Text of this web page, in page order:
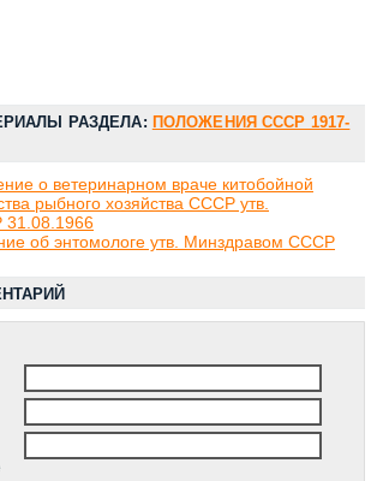
РАЗДЕЛА: ПОЛОЖЕНИЯ СССР 1917-
о ветеринарном враче китобойной
рыбного хозяйства СССР утв.
об энтомологе утв. Минздравом СССР